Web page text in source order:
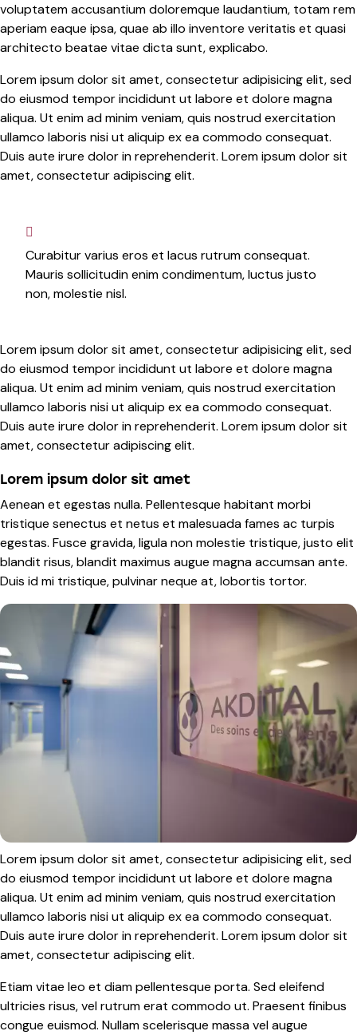
voluptatem accusantium doloremque laudantium, totam rem
aperiam eaque ipsa, quae ab illo inventore veritatis et quasi
architecto beatae vitae dicta sunt, explicabo.
Lorem ipsum dolor sit amet, consectetur adipisicing elit, sed
do eiusmod tempor incididunt ut labore et dolore magna
aliqua. Ut enim ad minim veniam, quis nostrud exercitation
ullamco laboris nisi ut aliquip ex ea commodo consequat.
Duis aute irure dolor in reprehenderit. Lorem ipsum dolor sit
amet, consectetur adipiscing elit.
Curabitur varius eros et lacus rutrum consequat.
Mauris sollicitudin enim condimentum, luctus justo
non, molestie nisl.
Lorem ipsum dolor sit amet, consectetur adipisicing elit, sed
do eiusmod tempor incididunt ut labore et dolore magna
aliqua. Ut enim ad minim veniam, quis nostrud exercitation
ullamco laboris nisi ut aliquip ex ea commodo consequat.
Duis aute irure dolor in reprehenderit. Lorem ipsum dolor sit
amet, consectetur adipiscing elit.
Lorem ipsum dolor sit amet
Aenean et egestas nulla. Pellentesque habitant morbi
tristique senectus et netus et malesuada fames ac turpis
egestas. Fusce gravida, ligula non molestie tristique, justo elit
blandit risus, blandit maximus augue magna accumsan ante.
Duis id mi tristique, pulvinar neque at, lobortis tortor.
Lorem ipsum dolor sit amet, consectetur adipisicing elit, sed
do eiusmod tempor incididunt ut labore et dolore magna
aliqua. Ut enim ad minim veniam, quis nostrud exercitation
ullamco laboris nisi ut aliquip ex ea commodo consequat.
Duis aute irure dolor in reprehenderit. Lorem ipsum dolor sit
amet, consectetur adipiscing elit.
Etiam vitae leo et diam pellentesque porta. Sed eleifend
ultricies risus, vel rutrum erat commodo ut. Praesent finibus
congue euismod. Nullam scelerisque massa vel augue